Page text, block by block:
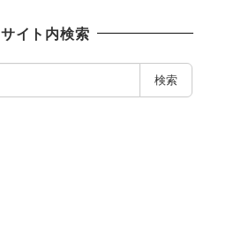
サイト内検索
検索